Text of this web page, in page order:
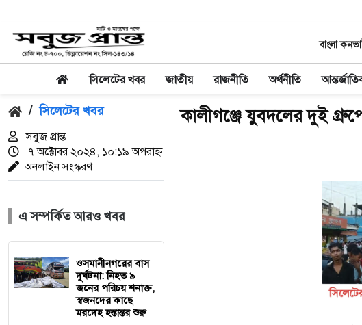
বাংলা
সিলেটের খবর জাতীয় রাজনীতি অর্থনীতি
/ সিলেটের খবর
সবুজ প্রান্ত
৭ অক্টোবর ২০২৪, ১০:১৯ অপরাহ্ন
অনলাইন সংস্করণ
এ সম্পর্কিত আরও খবর
‎ওসমানীনগরের বাস
দুর্ঘটনা: নিহত ৯
জনের পরিচয় শনাক্ত,
স্বজনদের কাছে
মরদেহ হস্তান্তর শুরু
কালীগঞ্জে যুবদলের দুই